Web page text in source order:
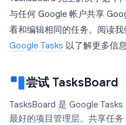
与任何 Google 帐户共享
看和编辑相同的任务。阅读
Google Tasks 以了解更多信息
尝试 TasksBoard
TasksBoard 是 Google Tasks
最好的项目管理层。共享任务